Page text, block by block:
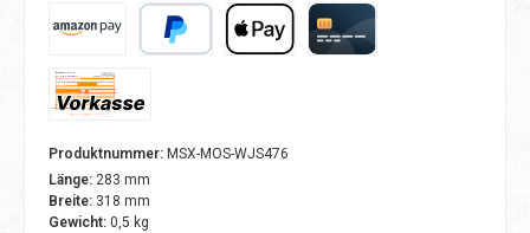
Produktnummer: MSX-MOS-WJS476
Länge: 283 mm
Breite: 318 mm
Gewicht: 0,5 kg